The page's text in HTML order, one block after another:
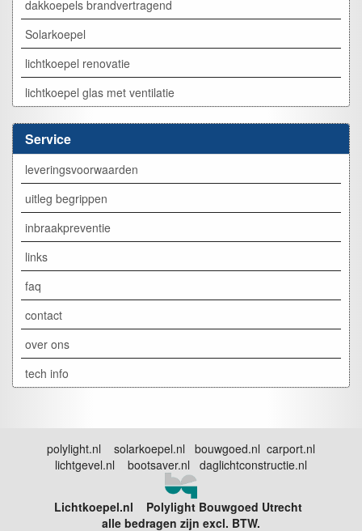
dakkoepels brandvertragend
Solarkoepel
lichtkoepel renovatie
lichtkoepel glas met ventilatie
Service
leveringsvoorwaarden
uitleg begrippen
inbraakpreventie
links
faq
contact
over ons
tech info
polylight.nl solarkoepel.nl bouwgoed.nl carport.nl
lichtgevel.nl bootsaver.nl daglichtconstructie.nl
Lichtkoepel.nl Polylight Bouwgoed Utrecht
alle bedragen zijn excl. BTW.